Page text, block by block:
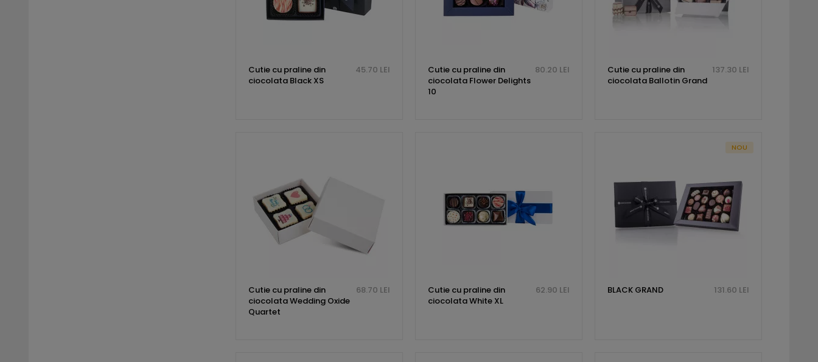
Cutie cu praline din
ciocolata Black XS
45.70 LEI
Cutie cu praline din
ciocolata Flower Delights
10
80.20 LEI
Cutie cu praline din
ciocolata Ballotin Grand
137.30 LEI
Cutie cu praline din
ciocolata Wedding Oxide
Quartet
68.70 LEI
Cutie cu praline din
ciocolata White XL
62.90 LEI
NOU
BLACK GRAND 131.60 LEI